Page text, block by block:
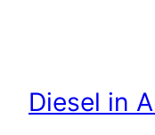
Diesel in